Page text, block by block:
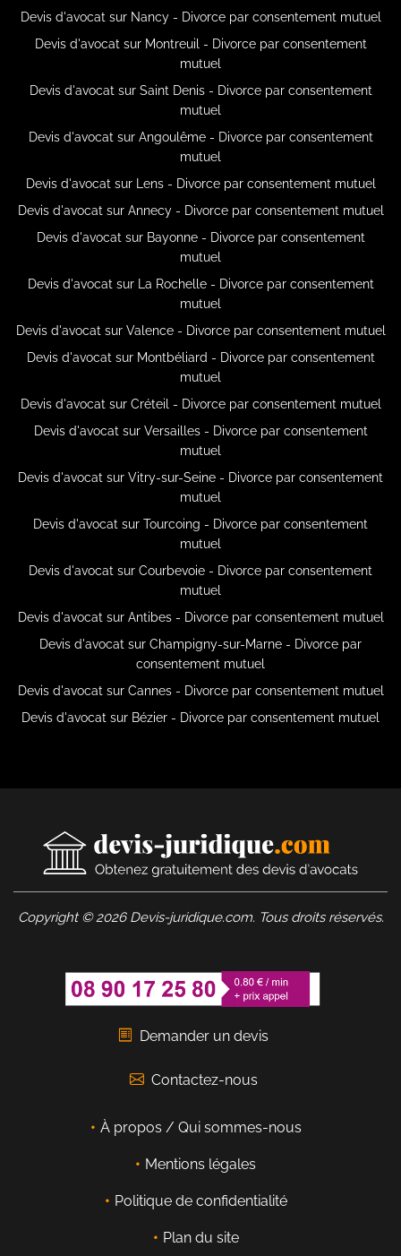
Devis d'avocat sur Nancy - Divorce par consentement mutuel
Devis d'avocat sur Montreuil - Divorce par consentement
mutuel
Devis d'avocat sur Saint Denis - Divorce par consentement
mutuel
Devis d'avocat sur Angoulême - Divorce par consentement
mutuel
Devis d'avocat sur Lens - Divorce par consentement mutuel
Devis d'avocat sur Annecy - Divorce par consentement mutuel
Devis d'avocat sur Bayonne - Divorce par consentement
mutuel
Devis d'avocat sur La Rochelle - Divorce par consentement
mutuel
Devis d'avocat sur Valence - Divorce par consentement mutuel
Devis d'avocat sur Montbéliard - Divorce par consentement
mutuel
Devis d'avocat sur Créteil - Divorce par consentement mutuel
Devis d'avocat sur Versailles - Divorce par consentement
mutuel
Devis d'avocat sur Vitry-sur-Seine - Divorce par consentement
mutuel
Devis d'avocat sur Tourcoing - Divorce par consentement
mutuel
Devis d'avocat sur Courbevoie - Divorce par consentement
mutuel
Devis d'avocat sur Antibes - Divorce par consentement mutuel
Devis d'avocat sur Champigny-sur-Marne - Divorce par
consentement mutuel
Devis d'avocat sur Cannes - Divorce par consentement mutuel
Devis d'avocat sur Bézier - Divorce par consentement mutuel
Copyright © 2026 Devis-juridique.com. Tous droits réservés.
Demander un devis
Contactez-nous
À propos / Qui sommes-nous
Mentions légales
Politique de confidentialité
Plan du site